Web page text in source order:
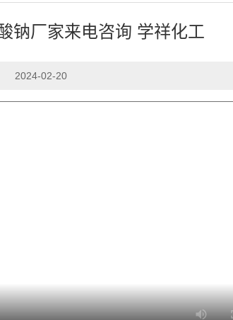
钠厂家来电咨询 学祥化工
2024-02-20